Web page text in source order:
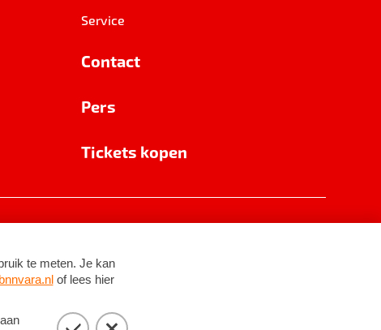
Service
Contact
Pers
Tickets kopen